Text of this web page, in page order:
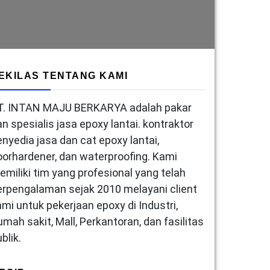
TENTANG KAMI
INTAN MAJU BERKARYA adalah pakar
spesialis jasa epoxy lantai. kontraktor
jasa dan cat epoxy lantai,
dan waterproofing. Kami
tim yang profesional yang telah
sejak 2010 melayani client
untuk pekerjaan epoxy di Industri,
sakit, Mall, Perkantoran, dan fasilitas